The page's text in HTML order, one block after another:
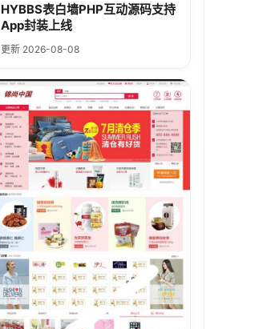
HYBBS表白墙PHP互动源码支持
App封装上线
更新 2026-08-08